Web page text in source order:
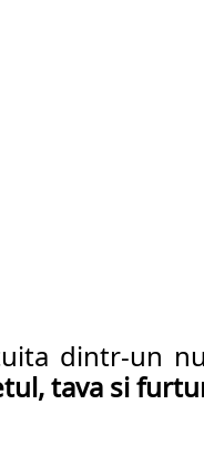
dintr-un
tava si